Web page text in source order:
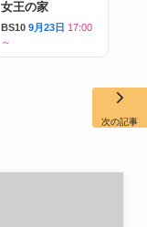
女王の家
BS10 9月23日 17:00
～
次の記事